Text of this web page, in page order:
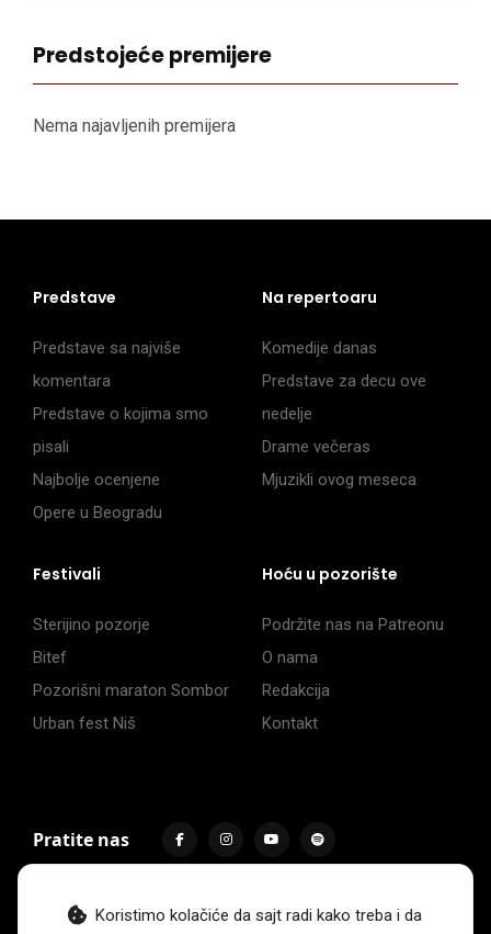
Predstojeće premijere
Nema najavljenih premijera
Koristimo kolačiće da sajt radi kako treba i da
Predstave
Predstave sa najviše
komentara
Predstave o kojima smo
pisali
Najbolje ocenjene
Opere u Beogradu
Na repertoaru
Komedije danas
Predstave za decu ove
nedelje
Drame večeras
Mjuzikli ovog meseca
Festivali
Sterijino pozorje
Bitef
Pozorišni maraton Sombor
Urban fest Niš
Hoću u pozorište
Podržite nas na Patreonu
O nama
Redakcija
Kontakt
Pratite nas